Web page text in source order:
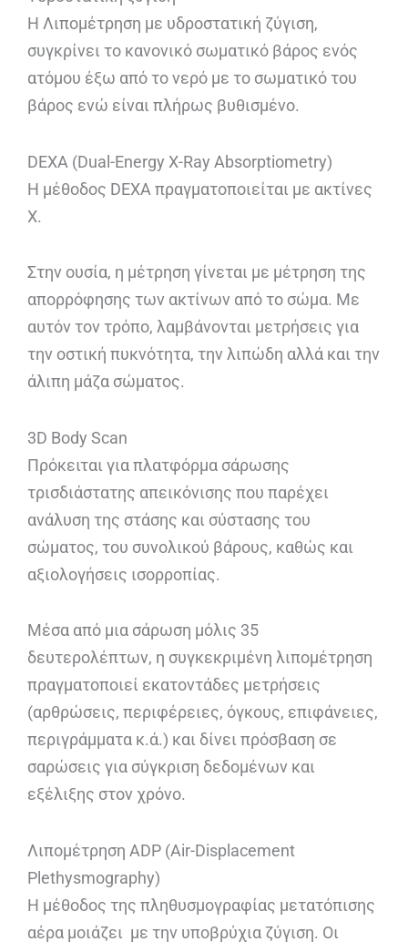
Η Λιπομέτρηση με υδροστατική ζύγιση,
συγκρίνει το κανονικό σωματικό βάρος ενός
ατόμου έξω από το νερό με το σωματικό του
βάρος ενώ είναι πλήρως βυθισμένο.
DEXA (Dual-Energy X-Ray Absorptiometry)
Η μέθοδος DEXA πραγματοποιείται με ακτίνες
X.
Στην ουσία, η μέτρηση γίνεται με μέτρηση της
απορρόφησης των ακτίνων από το σώμα. Με
αυτόν τον τρόπο, λαμβάνονται μετρήσεις για
την οστική πυκνότητα, την λιπώδη αλλά και την
άλιπη μάζα σώματος.
3D Body Scan
Πρόκειται για πλατφόρμα σάρωσης
τρισδιάστατης απεικόνισης που παρέχει
ανάλυση της στάσης και σύστασης του
σώματος, του συνολικού βάρους, καθώς και
αξιολογήσεις ισορροπίας.
Μέσα από μια σάρωση μόλις 35
δευτερολέπτων, η συγκεκριμένη λιπομέτρηση
πραγματοποιεί εκατοντάδες μετρήσεις
(αρθρώσεις, περιφέρειες, όγκους, επιφάνειες,
περιγράμματα κ.ά.) και δίνει πρόσβαση σε
σαρώσεις για σύγκριση δεδομένων και
εξέλιξης στον χρόνο.
Λιπομέτρηση ADP (Air-Displacement
Plethysmography)
Η μέθοδος της πληθυσμογραφίας μετατόπισης
αέρα μοιάζει με την υποβρύχια ζύγιση. Οι